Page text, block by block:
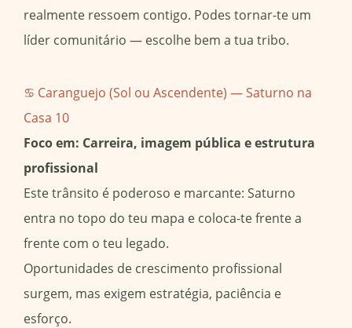
realmente ressoem contigo. Podes tornar-te um
líder comunitário — escolhe bem a tua tribo.
♋ Caranguejo (Sol ou Ascendente) — Saturno na
Casa 10
Foco em: Carreira, imagem pública e estrutura
profissional
Este trânsito é poderoso e marcante: Saturno
entra no topo do teu mapa e coloca-te frente a
frente com o teu legado.
Oportunidades de crescimento profissional
surgem, mas exigem estratégia, paciência e
esforço.